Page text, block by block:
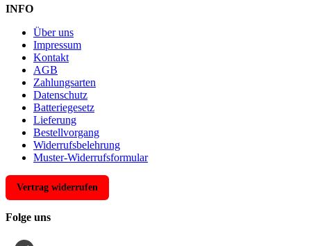
INFO
Über uns
Impressum
Kontakt
AGB
Zahlungsarten
Datenschutz
Batteriegesetz
Lieferung
Bestellvorgang
Widerrufsbelehrung
Muster-Widerrufsformular
Vertrag widerrufen
Folge uns